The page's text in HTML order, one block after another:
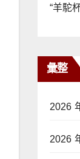
“羊駝
彙整
2026
2026